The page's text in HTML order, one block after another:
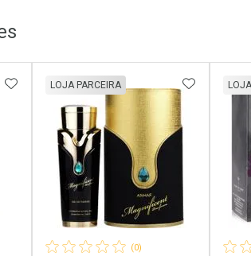
ADICIONAR AOS FAVORITOS
(0)
LOJA PARCEIRA